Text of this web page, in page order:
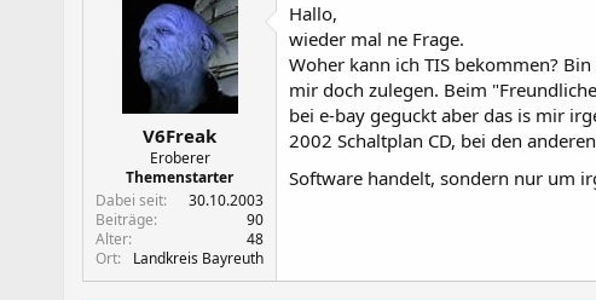
V6Freak
Eroberer
Themenstarter
Dabei seit
30.10.2003
Beiträge
90
Alter
48
Ort
Landkreis Bayreuth
Hallo,
wieder mal ne Frage.
Woher kann ich TIS bekommen?
mir doch zulegen. Beim
bei e-bay geguckt aber das is mir
2002 Schaltplan CD, bei den
Software handelt, sondern nur um